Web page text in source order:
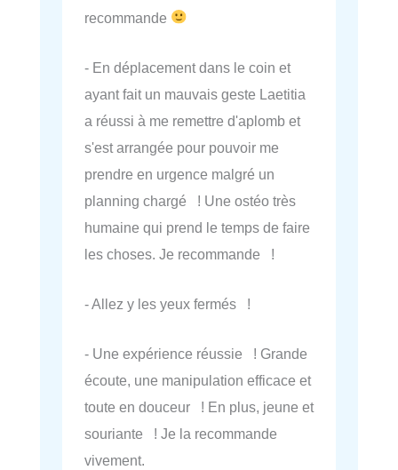
recommande
- En déplacement dans le coin et
ayant fait un mauvais geste Laetitia
a réussi à me remettre d'aplomb et
s'est arrangée pour pouvoir me
prendre en urgence malgré un
planning chargé ! Une ostéo très
humaine qui prend le temps de faire
les choses. Je recommande !
- Allez y les yeux fermés !
- Une expérience réussie ! Grande
écoute, une manipulation efficace et
toute en douceur ! En plus, jeune et
souriante ! Je la recommande
vivement.